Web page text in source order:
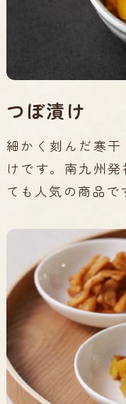
つぼ漬け
細かく刻んだ寒
けです。南九州
ても人気の商品で